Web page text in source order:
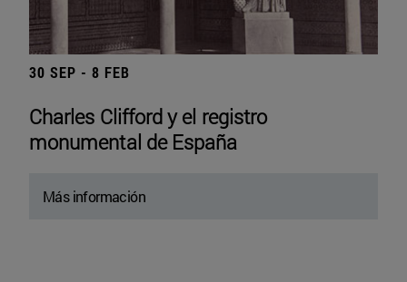
30 SEP - 8 FEB
Charles Clifford y el registro
monumental de España
Más información